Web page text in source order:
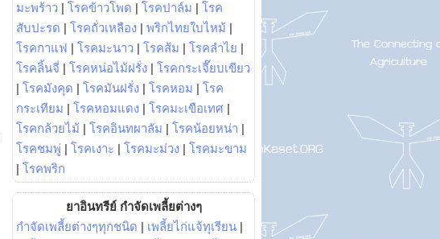
มะพร้าว | โรคข้าวโพด | โรคปาล์ม | โรค
สับปะรด | โรคถั่วเหลือง | พริกไทยใบไหม้ |
โรคกาแฟ | โรคมะนาว | โรคส้ม | โรคลำไย |
โรคลิ้นจี่ | โรคหน่อไม้ฝรั่ง | โรคกระเจี๊ยบเขียว
| โรคมังคุด | โรคมันฝรั่ง | โรคหอม | โรค
กระเทียม | โรคหอมแดง | โรคมะเขือเทศ |
โรคกล้วยไม้ | โรคอินทผาลัม | โรคน้อยหน่า |
โรคชมพู่ | โรคเงาะ | โรคมะม่วง | โรคมะขาม
| โรคพริก
ยาอินทรีย์ กำจัดเพลี้ยต่างๆ
กำจัดเพลี้ยต่างๆทุกชนิด | เพลี้ยไก่แจ้ทุเรียน |